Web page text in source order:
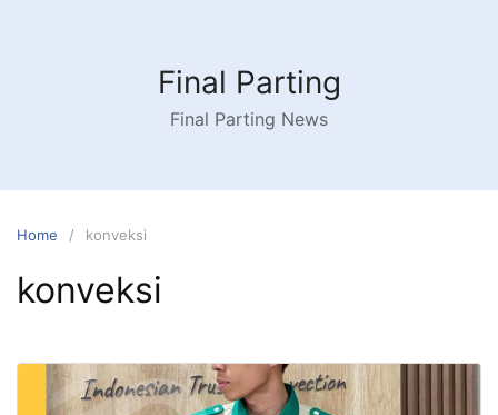
Final Parting
Final Parting News
Home konveksi
konveksi